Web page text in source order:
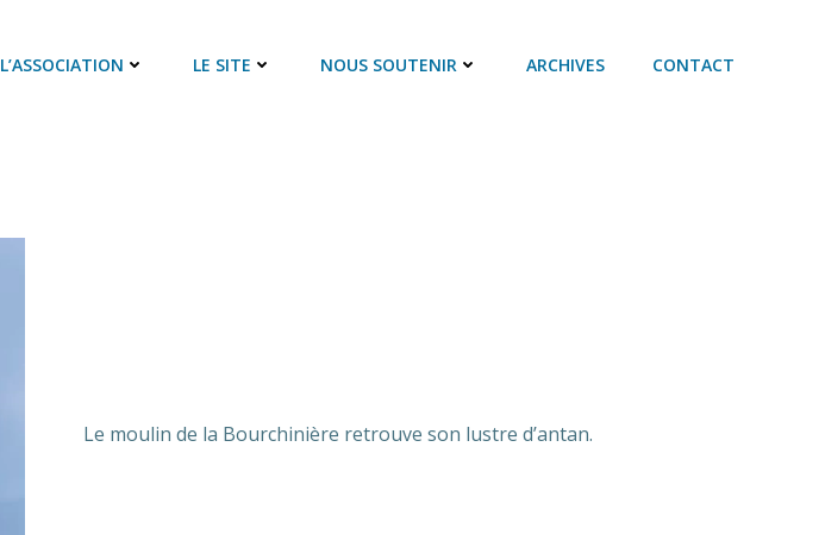
L’ASSOCIATION LE SITE NOUS SOUTENIR ARCHIVES CONTACT
Le moulin de la Bourchinière retrouve son lustre d’antan.